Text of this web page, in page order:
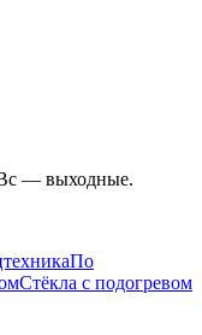
— выходные.
По
Стёкла с подогревом